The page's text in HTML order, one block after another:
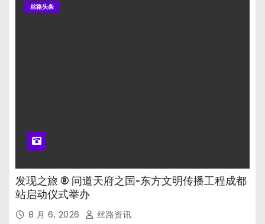
丝路头条
发现之旅 ® 问道天府之国-东方文明传播工程成都
站启动仪式举办
8 月 6, 2026 丝路资讯